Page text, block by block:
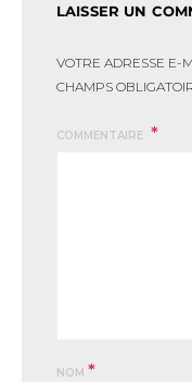
LAISSER UN
VOTRE ADRESSE E-
CHAMPS
COMMENTAIRE
NOM *